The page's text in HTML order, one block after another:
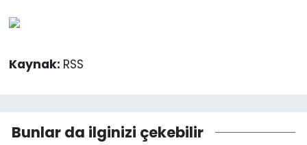
Kaynak: RSS
Bunlar da ilginizi çekebilir